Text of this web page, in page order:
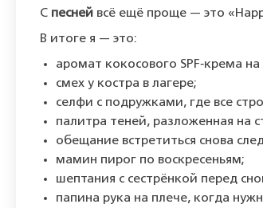
С песней всё ещё проще — это
В итоге я — это:
аромат кокосового SPF‑крема на
смех у костра в лагере;
селфи с подружками, где все
палитра теней, разложенная на
обещание встретиться снова
мамин пирог по воскресеньям;
шептания с сестрёнкой перед
папина рука на плече, когда